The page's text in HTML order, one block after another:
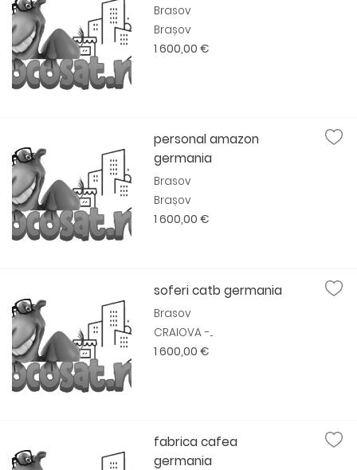
Brasov
Brașov
1 600,00 €
personal amazon
germania
Brasov
Brașov
1 600,00 €
soferi catb germania
Brasov
CRAIOVA -...
1 600,00 €
fabrica cafea
germania